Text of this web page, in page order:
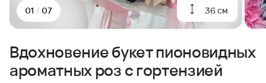
36 см
01 / 07
Вдохновение букет пионовидных
ароматных роз с гортензией